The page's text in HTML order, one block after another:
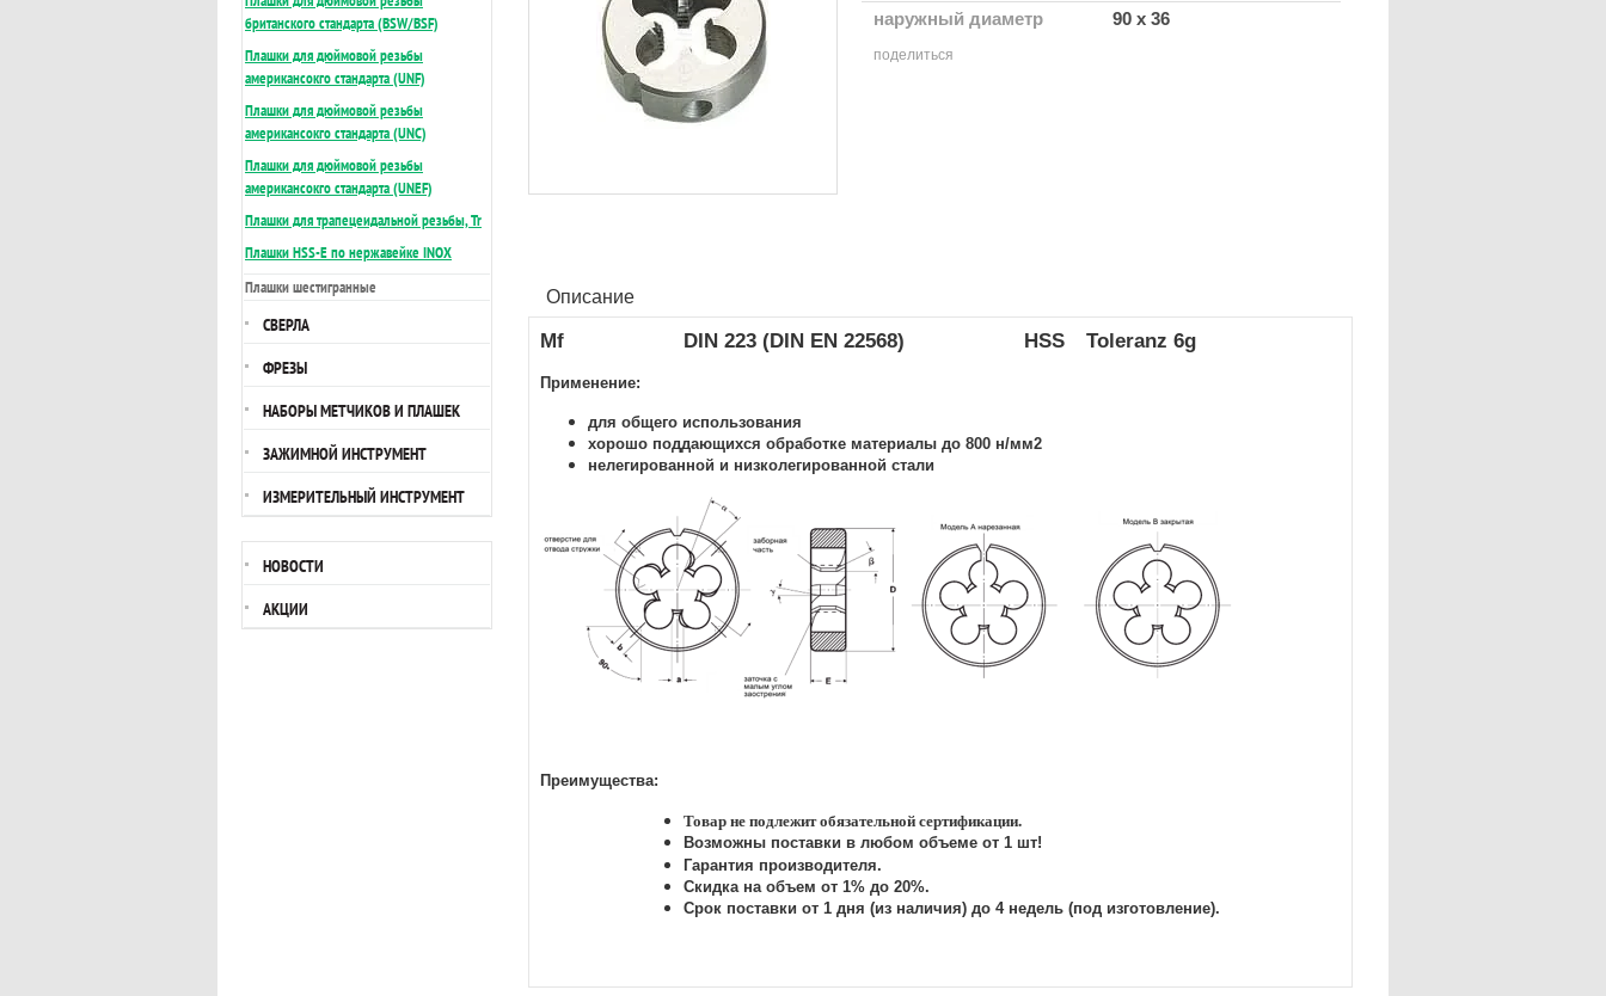
наружный диаметр 90 x 36
поделиться
Описание
Mf DIN 223 (DIN EN 22568) HSS Toleranz 6g
Применение:
для общего использования
хорошо поддающихся обработке материалы до 800 н/мм2
нелегированной и низколегированной стали
Преимущества:
Товар не подлежит обязательной сертификации.
Возможны поставки в любом объеме от 1 шт!
Гарантия производителя.
Скидка на объем от 1% до 20%.
Срок поставки от 1 дня (из наличия) до 4 недель (под изготовление).
британского стандарта (BSW/BSF)
Плашки для дюймовой резьбы
американсокго стандарта (UNF)
Плашки для дюймовой резьбы
американсокго стандарта (UNC)
Плашки для дюймовой резьбы
американсокго стандарта (UNEF)
Плашки для трапецеидальной резьбы, Tr
Плашки HSS-E по нержавейке INOX
Плашки шестигранные
СВЕРЛА
ФРЕЗЫ
НАБОРЫ МЕТЧИКОВ И ПЛАШЕК
ЗАЖИМНОЙ ИНСТРУМЕНТ
ИЗМЕРИТЕЛЬНЫЙ ИНСТРУМЕНТ
НОВОСТИ
АКЦИИ